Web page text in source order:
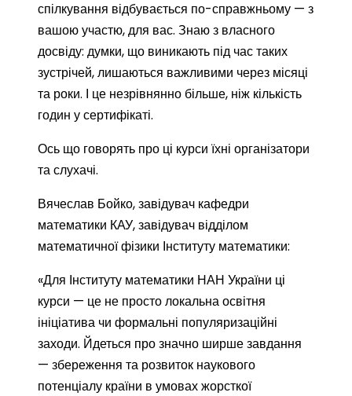
спілкування відбувається по-справжньому — з
вашою участю, для вас. Знаю з власного
досвіду: думки, що виникають під час таких
зустрічей, лишаються важливими через місяці
та роки. І це незрівнянно більше, ніж кількість
годин у сертифікаті.
Ось що говорять про ці курси їхні організатори
та слухачі.
Вячеслав Бойко, завідувач кафедри
математики КАУ, завідувач відділом
математичної фізики Інституту математики:
«Для Інституту математики НАН України ці
курси — це не просто локальна освітня
ініціатива чи формальні популяризаційні
заходи. Йдеться про значно ширше завдання
— збереження та розвиток наукового
потенціалу країни в умовах жорсткої